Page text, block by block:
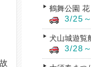
鶴舞公園
3/25
犬山城遊覧
3/28